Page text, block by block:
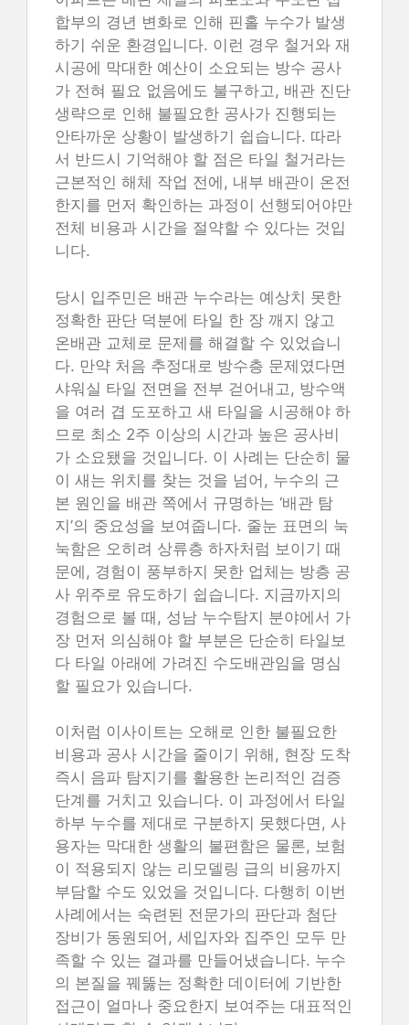
합부의 경년 변화로 인해 핀홀 누수가 발생
하기 쉬운 환경입니다. 이런 경우 철거와 재
시공에 막대한 예산이 소요되는 방수 공사
가 전혀 필요 없음에도 불구하고, 배관 진단
생략으로 인해 불필요한 공사가 진행되는
안타까운 상황이 발생하기 쉽습니다. 따라
서 반드시 기억해야 할 점은 타일 철거라는
근본적인 해체 작업 전에, 내부 배관이 온전
한지를 먼저 확인하는 과정이 선행되어야만
전체 비용과 시간을 절약할 수 있다는 것입
니다.
당시 입주민은 배관 누수라는 예상치 못한
정확한 판단 덕분에 타일 한 장 깨지 않고
온배관 교체로 문제를 해결할 수 있었습니
다. 만약 처음 추정대로 방수층 문제였다면
샤워실 타일 전면을 전부 걷어내고, 방수액
을 여러 겹 도포하고 새 타일을 시공해야 하
므로 최소 2주 이상의 시간과 높은 공사비
가 소요됐을 것입니다. 이 사례는 단순히 물
이 새는 위치를 찾는 것을 넘어, 누수의 근
본 원인을 배관 쪽에서 규명하는 ‘배관 탐
지’의 중요성을 보여줍니다. 줄눈 표면의 눅
눅함은 오히려 상류층 하자처럼 보이기 때
문에, 경험이 풍부하지 못한 업체는 방층 공
사 위주로 유도하기 쉽습니다. 지금까지의
경험으로 볼 때, 성남 누수탐지 분야에서 가
장 먼저 의심해야 할 부분은 단순히 타일보
다 타일 아래에 가려진 수도배관임을 명심
할 필요가 있습니다.
이처럼 이사이트는 오해로 인한 불필요한
비용과 공사 시간을 줄이기 위해, 현장 도착
즉시 음파 탐지기를 활용한 논리적인 검증
단계를 거치고 있습니다. 이 과정에서 타일
하부 누수를 제대로 구분하지 못했다면, 사
용자는 막대한 생활의 불편함은 물론, 보험
이 적용되지 않는 리모델링 급의 비용까지
부담할 수도 있었을 것입니다. 다행히 이번
사례에서는 숙련된 전문가의 판단과 첨단
장비가 동원되어, 세입자와 집주인 모두 만
족할 수 있는 결과를 만들어냈습니다. 누수
의 본질을 꿰뚫는 정확한 데이터에 기반한
접근이 얼마나 중요한지 보여주는 대표적인